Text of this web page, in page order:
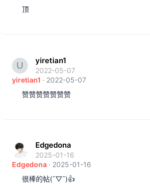
顶
yiretian1
2022-05-07
yiretian1
2022-05-07
赞赞赞赞赞赞赞
Edgedona
2025-01-16
Edgedona
2025-01-16
很棒的帖(¯▽¯)👍